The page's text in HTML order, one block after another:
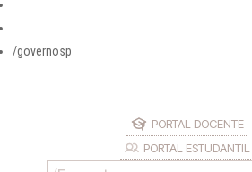
/governosp
PORTAL DOCENTE
PORTAL ESTUDANTIL